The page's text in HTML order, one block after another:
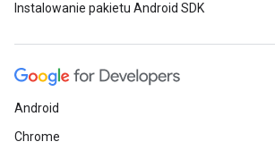
Instalowanie pakietu Android SDK
Android
Chrome